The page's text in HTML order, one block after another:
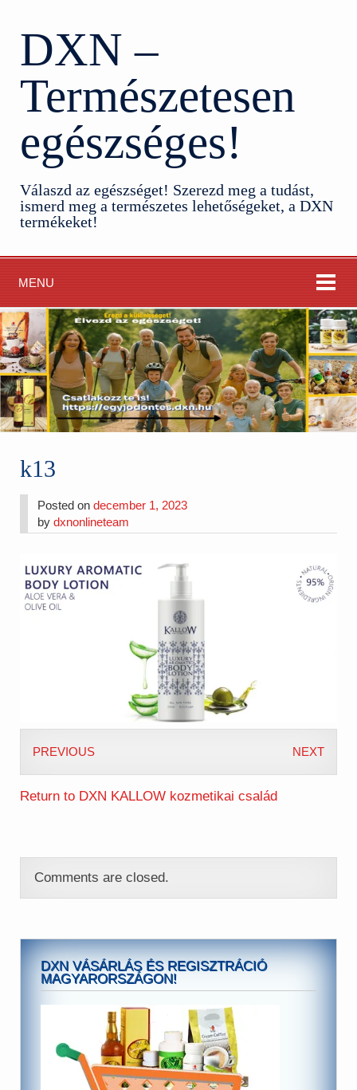
DXN –
Természetesen
egészséges!
Válaszd az egészséget! Szerezd meg a tudást,
ismerd meg a természetes lehetőségeket, a DXN
termékeket!
MENU
k13
Posted ondecember 1, 2023
bydxnonlineteam
PREVIOUS NEXT
Return to DXN KALLOW kozmetikai család
Comments are closed.
DXN VÁSÁRLÁS ÉS REGISZTRÁCIÓ
MAGYARORSZÁGON!